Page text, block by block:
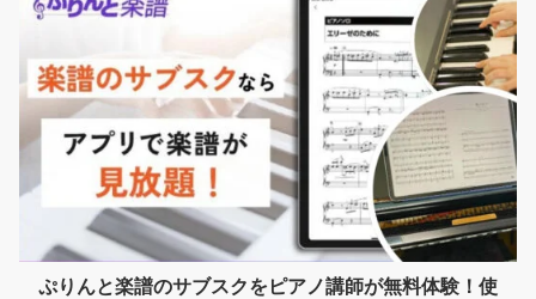
ぷりんと楽譜のサブスクをピアノ講師が無料体験！使